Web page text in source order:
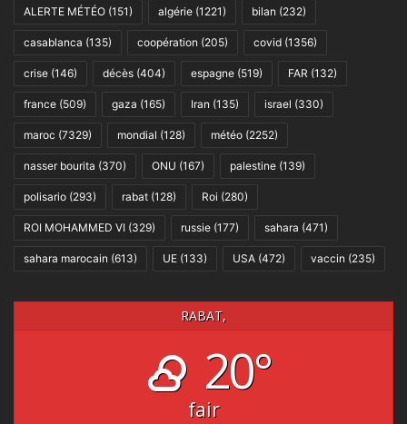
ALERTE MÉTÉO (151) algérie (1221) bilan (232)
casablanca (135) coopération (205) covid (1356)
crise (146) décès (404) espagne (519) FAR (132)
france (509) gaza (165) Iran (135) israel (330)
maroc (7329) mondial (128) météo (2252)
nasser bourita (370) ONU (167) palestine (139)
polisario (293) rabat (128) Roi (280)
ROI MOHAMMED VI (329) russie (177) sahara (471)
sahara marocain (613) UE (133) USA (472) vaccin (235)
RABAT,
20°
fair